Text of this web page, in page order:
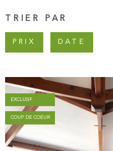
TRIER PAR
PRIX DATE
EXCLUSIF
COUP DE COEUR